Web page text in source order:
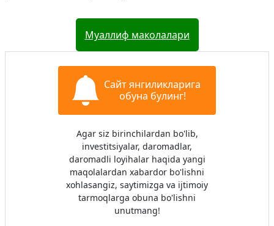
Муаллиф маколалари
Сайт янгиликларига
обуна булинг!
Agar siz birinchilardan bo'lib,
investitsiyalar, daromadlar,
daromadli loyihalar haqida yangi
maqolalardan xabardor bo'lishni
xohlasangiz, saytimizga va ijtimoiy
tarmoqlarga obuna bo'lishni
unutmang!